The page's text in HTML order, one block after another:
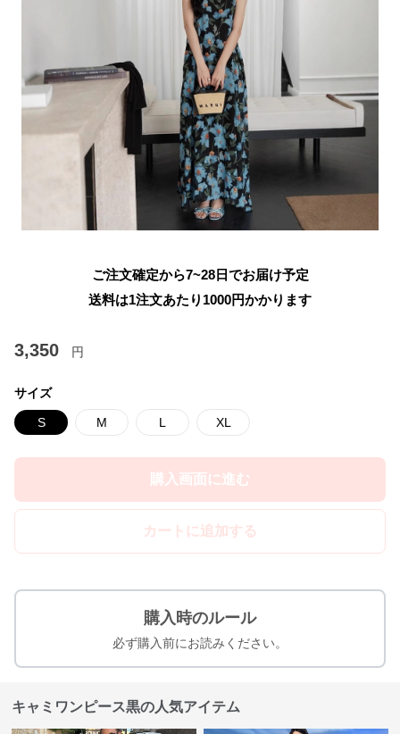
ご注文確定から7~28日でお届け予定
送料は1注文あたり 1000円かかります
3,350 円
サイズ
S M L XL
購入画面に進む
カートに追加する
購入時のルール
必ず購入前にお読みください。
キャミワンピース黒の人気アイテム